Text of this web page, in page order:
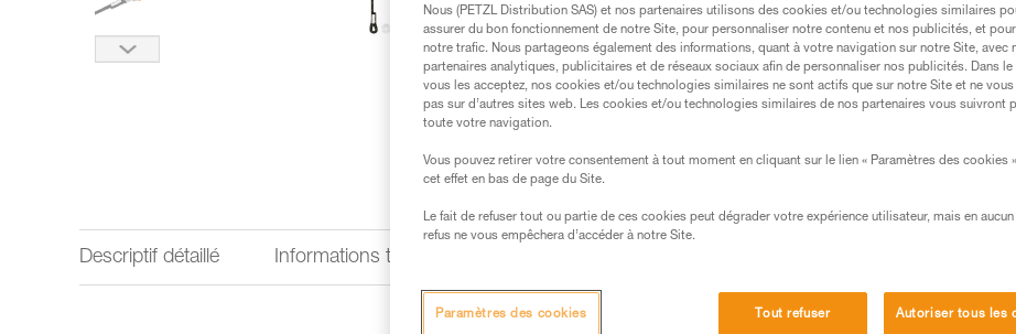
STUART maintiennent les
facilité. Selon la configuration, elle
positionnement PROGRESS
Trouvez un revendeur
Descriptif détaillé Informations techniques
Nous (PETZL Distribution SAS) et nos partenaires utilisons des cookies et/ou technologies similaires
assurer du bon fonctionnement de notre Site, pour personnaliser notre contenu et nos publicités, et
notre trafic. Nous partageons également des informations, quant à votre navigation sur notre Site, avec
partenaires analytiques, publicitaires et de réseaux sociaux afin de personnaliser nos publicités. Dans le
vous les acceptez, nos cookies et/ou technologies similaires ne sont actifs que sur notre Site et ne
pas sur d’autres sites web. Les cookies et/ou technologies similaires de nos partenaires vous suivront
toute votre navigation.
Vous pouvez retirer votre consentement à tout moment en cliquant sur le lien « Paramètres des cookies
cet effet en bas de page du Site.
Le fait de refuser tout ou partie de ces cookies peut dégrader votre expérience utilisateur, mais en aucun
refus ne vous empêchera d’accéder à notre Site.
Tout refuser Autoriser tous les
Paramètres des cookies